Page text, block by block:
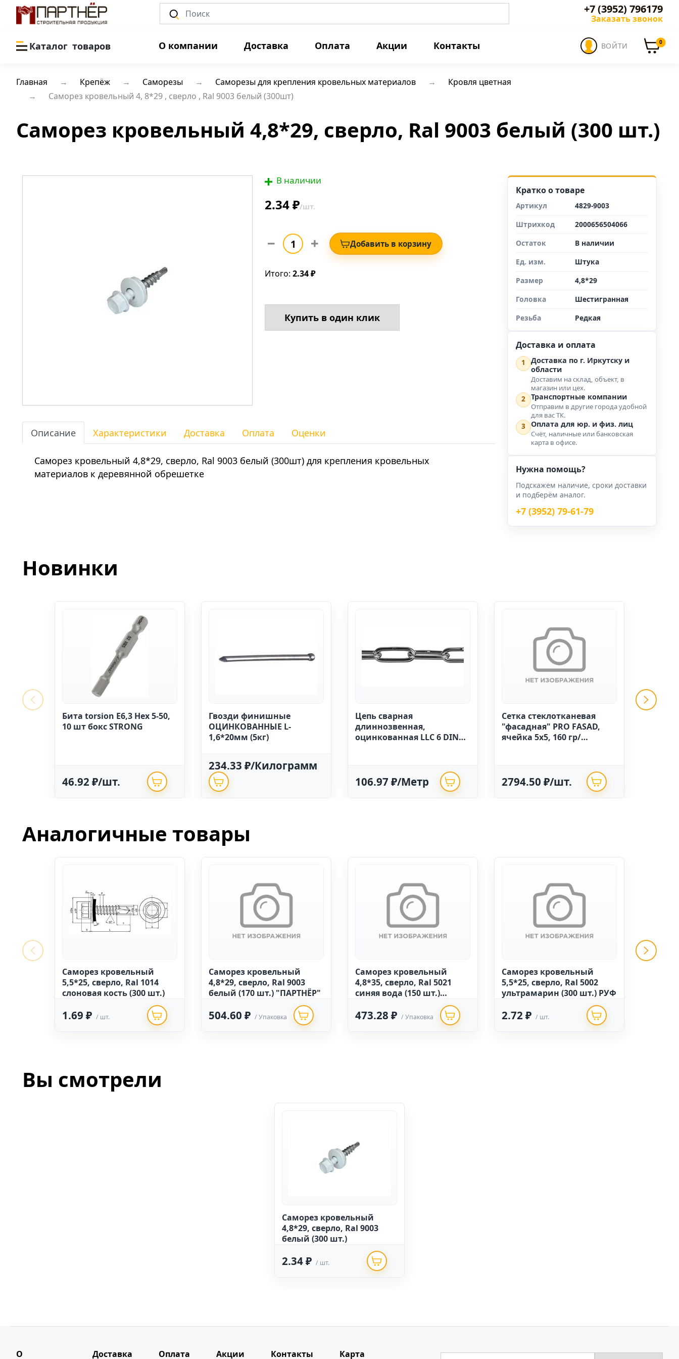
+7 (3952) 796179
Заказать звонок
Каталог товаров О компании Доставка Оплата Акции Контакты ВОЙТИ 0
Главная Крепёж Саморезы Саморезы для крепления кровельных материалов
Кровля цветная
Саморез кровельный 4, 8*29 , сверло , Ral 9003 белый (300шт)
Саморез кровельный 4,8*29, сверло, Ral 9003 белый (300 шт.)
В наличии
2.34 ₽/шт.
Добавить в корзину
Итого: 2.34 ₽
Купить в один клик
Описание Характеристики Доставка Оплата Оценки
Саморез кровельный 4,8*29, сверло, Ral 9003 белый (300шт) для крепления кровельных
материалов к деревянной обрешетке
Кратко о товаре
Артикул
4829-9003
Штрихкод
2000656504066
Остаток
В наличии
Ед. изм.
Штука
Размер
4,8*29
Головка
Шестигранная
Резьба
Редкая
Доставка и оплата
1
Доставка по г. Иркутску и
области
Доставим на склад, объект, в
магазин или цех.
2
Транспортные компании
Отправим в другие города удобной
для вас ТК.
3
Оплата для юр. и физ. лиц
Счёт, наличные или банковская
карта в офисе.
Нужна помощь?
Подскажем наличие, сроки доставки
и подберём аналог.
+7 (3952) 79-61-79
Новинки
Бита torsion E6,3 Hex 5-50,
10 шт бокс STRONG
46.92 ₽/шт.
Гвозди финишные
ОЦИНКОВАННЫЕ L-
1,6*20мм (5кг)
234.33 ₽/Килограмм
Цепь сварная
длиннозвенная,
оцинкованная LLC 6 DIN
106.97 ₽/Метр
Сетка стеклотканевая
"фасадная" PRO FASAD,
ячейка 5х5, 160 гр/
2794.50 ₽/шт.
Аналогичные товары
Саморез кровельный
5,5*25, сверло, Ral 1014
слоновая кость (300 шт.)
1.69 ₽ / шт.
Саморез кровельный
4,8*29, сверло, Ral 9003
белый (170 шт.) "ПАРТНЁР"
504.60 ₽ / Упаковка
Саморез кровельный
4,8*35, сверло, Ral 5021
синяя вода (150 шт.)
473.28 ₽ / Упаковка
Саморез кровельный
5,5*25, сверло, Ral 5002
ультрамарин (300 шт.) РУФ
2.72 ₽ / шт.
Вы смотрели
Саморез кровельный
4,8*29, сверло, Ral 9003
белый (300 шт.)
2.34 ₽ / шт.
О Доставка Оплата Акции Контакты Карта